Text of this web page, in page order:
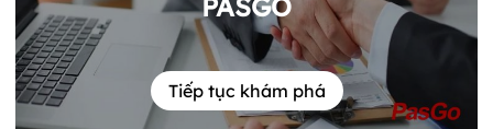
Tiếp tục khám phá